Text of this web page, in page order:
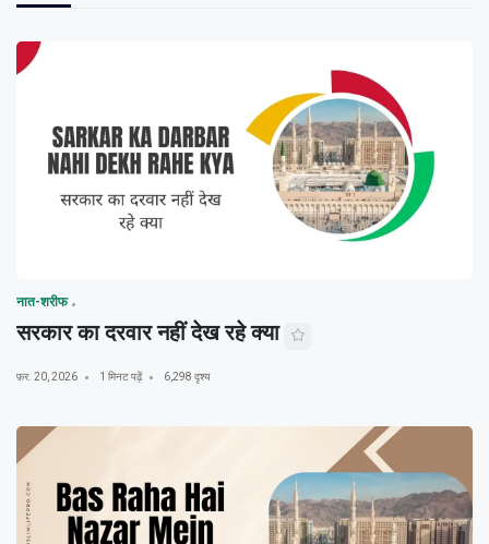
नात-शरीफ
सरकार का दरवार नहीं देख रहे क्या
फ़र. 20, 2026 1 मिनट पढ़ें 6,298 दृश्य